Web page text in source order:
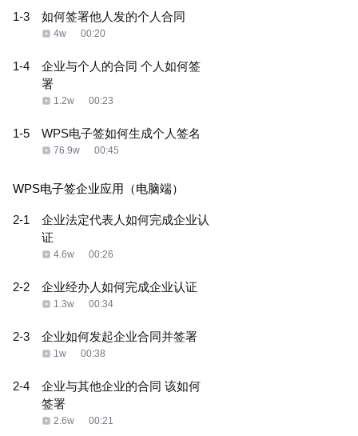
1-3 如何签署他人发的个人合同
4w 00:20
1-4
企业与个人的合同 个人如何签
署
1.2w 00:23
1-5 WPS电子签如何生成个人签名
76.9w 00:45
WPS电子签企业应用（电脑端）
2-1
企业法定代表人如何完成企业认
证
4.6w 00:26
2-2 企业经办人如何完成企业认证
1.3w 00:34
2-3 企业如何发起企业合同并签署
1w 00:38
2-4
企业与其他企业的合同 该如何
签署
2.6w 00:21